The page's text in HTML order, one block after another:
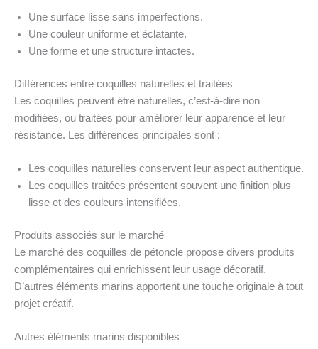
Une surface lisse sans imperfections.
Une couleur uniforme et éclatante.
Une forme et une structure intactes.
Différences entre coquilles naturelles et traitées
Les coquilles peuvent être naturelles, c’est-à-dire non
modifiées, ou traitées pour améliorer leur apparence et leur
résistance. Les différences principales sont :
Les coquilles naturelles conservent leur aspect authentique.
Les coquilles traitées présentent souvent une finition plus
lisse et des couleurs intensifiées.
Produits associés sur le marché
Le marché des coquilles de pétoncle propose divers produits
complémentaires qui enrichissent leur usage décoratif.
D’autres éléments marins apportent une touche originale à tout
projet créatif.
Autres éléments marins disponibles